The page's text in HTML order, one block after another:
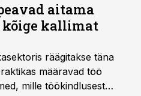
aitama
kallimat
räägitakse täna
määravad töö
mille töökindlusest